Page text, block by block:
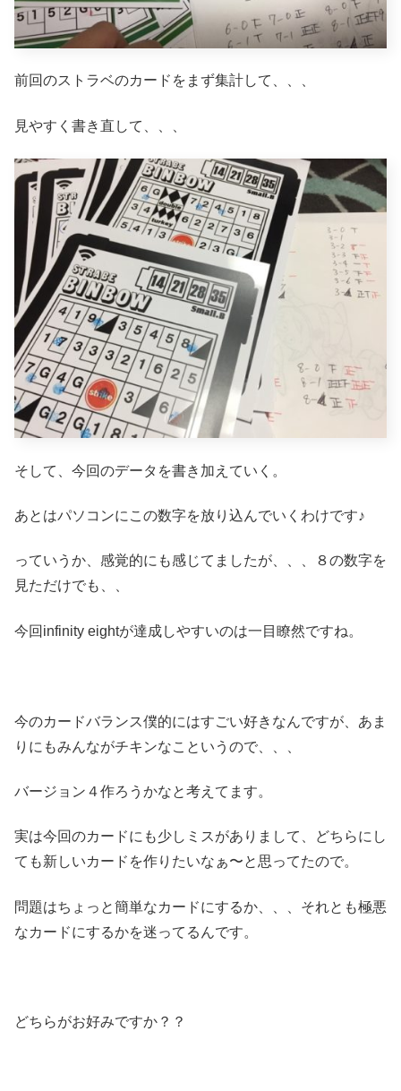
前回のストラベのカードをまず集計して、、、
見やすく書き直して、、、
そして、今回のデータを書き加えていく。
あとはパソコンにこの数字を放り込んでいくわけです♪
っていうか、感覚的にも感じてましたが、、、８の数字を
見ただけでも、、
今回infinity eightが達成しやすいのは一目瞭然ですね。
今のカードバランス僕的にはすごい好きなんですが、あま
りにもみんながチキンなこというので、、、
バージョン４作ろうかなと考えてます。
実は今回のカードにも少しミスがありまして、どちらにし
ても新しいカードを作りたいなぁ〜と思ってたので。
問題はちょっと簡単なカードにするか、、、それとも極悪
なカードにするかを迷ってるんです。
どちらがお好みですか？？